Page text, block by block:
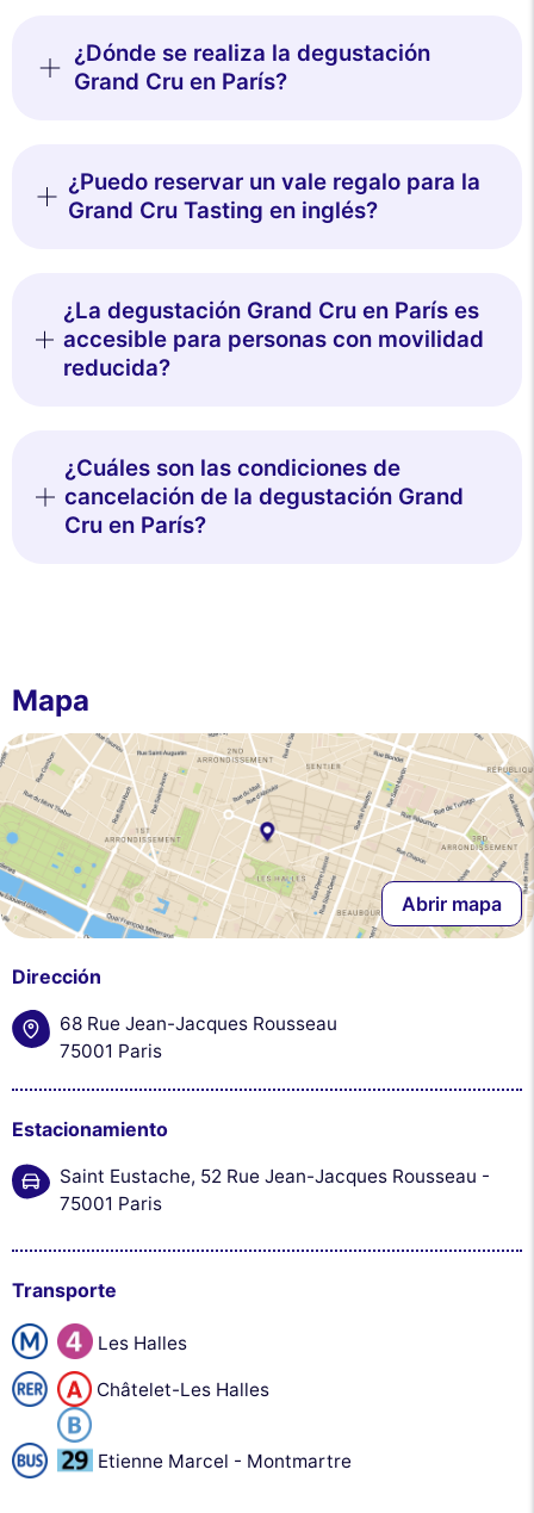
¿Dónde se realiza la degustación
Grand Cru en París?
¿Puedo reservar un vale regalo para la
Grand Cru Tasting en inglés?
¿La degustación Grand Cru en París es
accesible para personas con movilidad
reducida?
¿Cuáles son las condiciones de
cancelación de la degustación Grand
Cru en París?
Mapa
Abrir mapa
Dirección
68 Rue Jean-Jacques Rousseau
75001 Paris
Estacionamiento
Saint Eustache, 52 Rue Jean-Jacques Rousseau -
75001 Paris
Transporte
Les Halles
Châtelet-Les Halles
Etienne Marcel - Montmartre